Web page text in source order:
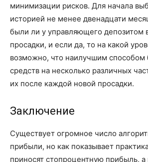
минимизации рисков. Для начала
историей не менее двенадцати
были ли у управляющего депозитом
просадки, и если да, то на какой
возможно, что наилучшим способом
средств на несколько различных
их после каждой новой просадки.
Заключение
Существует огромное число
прибыли, но как показывает
приносят стопроцентную прибыль, а